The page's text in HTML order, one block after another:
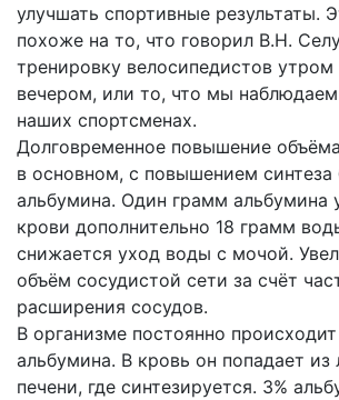
улучшать спортивные результаты.
похоже на то, что говорил В.Н.
тренировку велосипедистов утром
вечером, или то, что мы
наших спортсменах.
Долговременное повышение
в основном, с повышением синтеза
альбумина. Один грамм альбумина
крови дополнительно 18 грамм
снижается уход воды с мочой.
объём сосудистой сети за счёт
расширения сосудов.
В организме постоянно
альбумина. В кровь он попадает
печени, где синтезируется. 3%